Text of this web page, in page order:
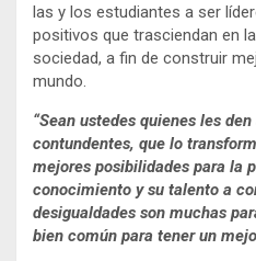
las y los estudiantes a ser
positivos que trasciendan en
sociedad, a fin de construir
mundo.
“Sean ustedes quienes les
contundentes, que lo
mejores posibilidades para la
conocimiento y su talento a
desigualdades son muchas
bien común para tener un